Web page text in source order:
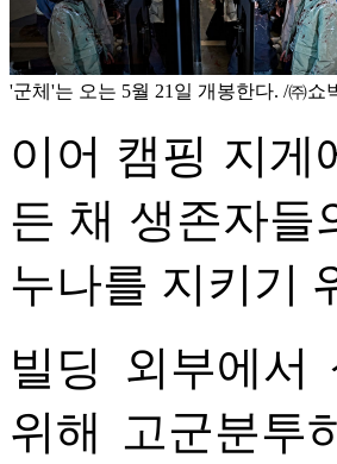
'군체'는 오는 5월 21일 개봉한다. /㈜쇼
이어 캠핑 지게
든 채 생존자들
누나를 지키기
빌딩 외부에서
위해 고군분투